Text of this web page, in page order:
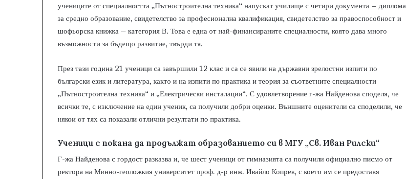
учениците от специалността „Пътностроителна техника“ напускат училище с четири документа – диплома
за средно образование, свидетелство за професионална квалификация, свидетелство за правоспособност и
шофьорска книжка – категория В. Това е една от най-финансираните специалности, която дава много
възможности за бъдещо развитие, твърди тя.
През тази година 21 ученици са завършили 12 клас и са се явили на държавни зрелостни изпити по
български език и литература, както и на изпити по практика и теория за съответните специалности
„Пътностроителна техника“ и „Електрически инсталации“. С удовлетворение г-жа Найденова споделя, че
всички те, с изключение на един ученик, са получили добри оценки. Външните оценители са споделили, че
някои от тях са показали отлични резултати по практика.
Ученици с покана да продължат образованието си в МГУ „Св. Иван Рилски“
Г-жа Найденова с гордост разказва и, че шест ученици от гимназията са получили официално писмо от
ректора на Минно-геоложкия университет проф. д-р инж. Ивайло Копрев, с което им се предоставя